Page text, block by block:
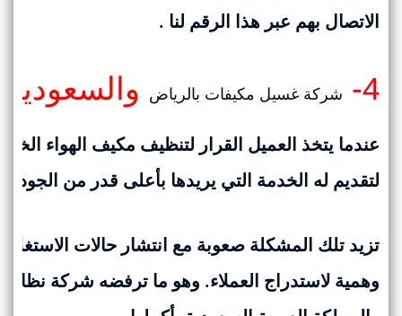
الاتصال بهم عبر هذا الرقم لنا .
4- شركة غسيل مكيفات بالرياض
عندما يتخذ العميل القرار لتنظيف مكيف الهواء
لتقديم له الخدمة التي يريدها بأعلى قدر من الجودة.
تزيد تلك المشكلة صعوبة مع انتشار حالات
وهمية لاستدراج العملاء. وهو ما ترفضه شركة